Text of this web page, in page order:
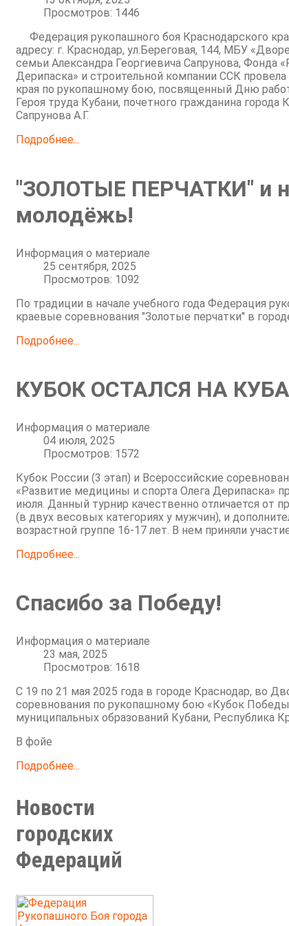
Просмотров: 1446
Федерация рукопашного боя Краснодарского
адресу: г. Краснодар, ул.Береговая, 144, МБУ
семьи Александра Георгиевича Сапрунова, Фонда
Дерипаска» и строительной компании ССК
края по рукопашному бою, посвященный Дню
Героя труда Кубани, почетного гражданина города
Сапрунова А.Г.
Подробнее...
"ЗОЛОТЫЕ ПЕРЧАТКИ" и
молодёжь!
Информация о материале
25 сентября, 2025
Просмотров: 1092
По традиции в начале учебного года Федерация
краевые соревнования "Золотые перчатки" в
Подробнее...
КУБОК ОСТАЛСЯ НА
Информация о материале
04 июля, 2025
Просмотров: 1572
Кубок России (3 этап) и Всероссийские
«Развитие медицины и спорта Олега Дерипаска»
июля. Данный турнир качественно отличается от
(в двух весовых категориях у мужчин), и
возрастной группе 16-17 лет. В нем приняли
Подробнее...
Спасибо за Победу!
Информация о материале
23 мая, 2025
Просмотров: 1618
С 19 по 21 мая 2025 года в городе Краснодар, во
соревнования по рукопашному бою «Кубок
муниципальных образований Кубани, Республика
В фойе
Подробнее...
Новости
городских
Федераций